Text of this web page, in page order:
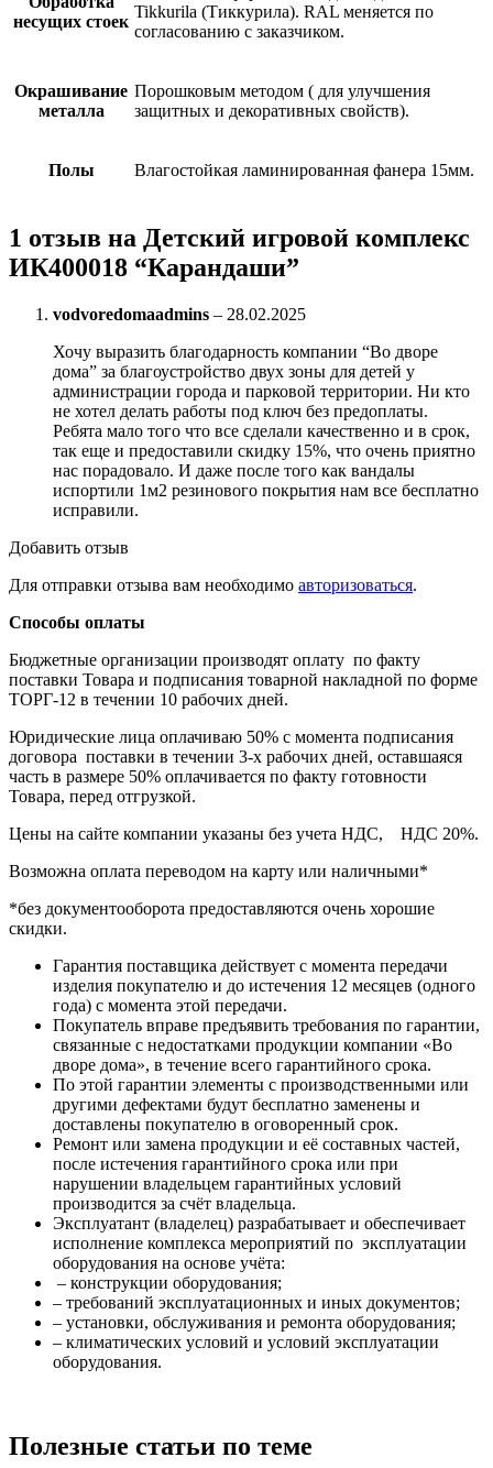
несущих стоек
Tikkurila (Тиккурила). RAL меняется по
согласованию с заказчиком.
Окрашивание
металла
Порошковым методом ( для улучшения
защитных и декоративных свойств).
Полы Влагостойкая ламинированная фанера 15мм.
1 отзыв на Детский игровой комплекс
ИК400018 “Карандаши”
vodvoredomaadmins – 28.02.2025
Хочу выразить благодарность компании “Во дворе
дома” за благоустройство двух зоны для детей у
администрации города и парковой территории. Ни кто
не хотел делать работы под ключ без предоплаты.
Ребята мало того что все сделали качественно и в срок,
так еще и предоставили скидку 15%, что очень приятно
нас порадовало. И даже после того как вандалы
испортили 1м2 резинового покрытия нам все бесплатно
исправили.
Добавить отзыв
Для отправки отзыва вам необходимо авторизоваться.
Способы оплаты
Бюджетные организации производят оплату по факту
поставки Товара и подписания товарной накладной по форме
ТОРГ-12 в течении 10 рабочих дней.
Юридические лица оплачиваю 50% с момента подписания
договора поставки в течении 3-х рабочих дней, оставшаяся
часть в размере 50% оплачивается по факту готовности
Товара, перед отгрузкой.
Цены на сайте компании указаны без учета НДС, НДС 20%.
Возможна оплата переводом на карту или наличными*
*без документооборота предоставляются очень хорошие
скидки.
Гарантия поставщика действует с момента передачи
изделия покупателю и до истечения 12 месяцев (одного
года) с момента этой передачи.
Покупатель вправе предъявить требования по гарантии,
связанные с недостатками продукции компании «Во
дворе дома», в течение всего гарантийного срока.
По этой гарантии элементы с производственными или
другими дефектами будут бесплатно заменены и
доставлены покупателю в оговоренный срок.
Ремонт или замена продукции и её составных частей,
после истечения гарантийного срока или при
нарушении владельцем гарантийных условий
производится за счёт владельца.
Эксплуатант (владелец) разрабатывает и обеспечивает
исполнение комплекса мероприятий по эксплуатации
оборудования на основе учёта:
– конструкции оборудования;
– требований эксплуатационных и иных документов;
– установки, обслуживания и ремонта оборудования;
– климатических условий и условий эксплуатации
оборудования.
Полезные статьи по теме